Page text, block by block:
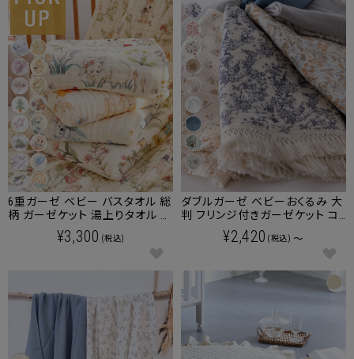
6重ガーゼ ベビー バスタオル 総
柄 ガーゼケット 湯上りタオル 竹
繊維イブル 北欧柄 リバーシブル
【名入れ刺繍対象商品】
¥3,300 (税込)
ダブルガーゼ ベビーおくるみ 大
判 フリンジ付きガーゼケット コ
ットン100％¥2,420 (税込) ～